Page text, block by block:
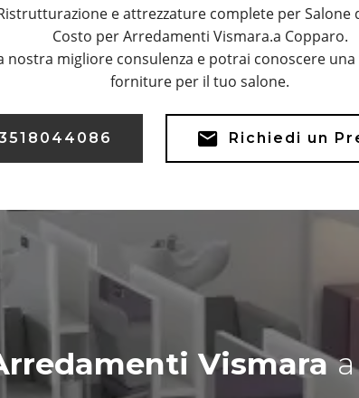
e attrezzature complete per Salone
Costo per Arredamenti Vismara.a Copparo.
nostra migliore consulenza e potrai conoscere una
forniture per il tuo salone.
Richiedi un
Vismaraa